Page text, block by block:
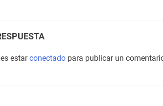
estarconectado para publicar un